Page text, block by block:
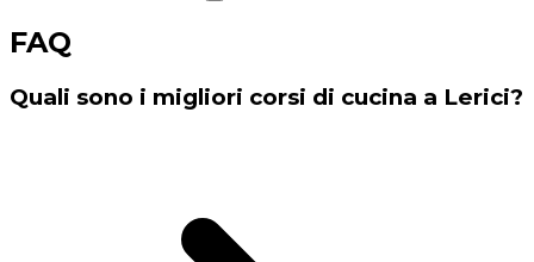
FAQ
Quali sono i migliori corsi di cucina a Lerici?